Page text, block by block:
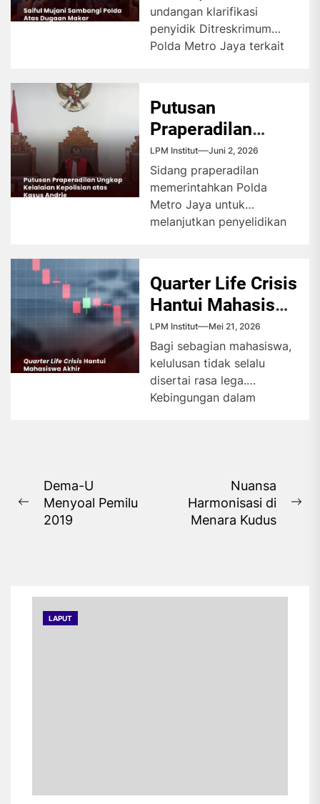
undangan klarifikasi
penyidik Ditreskrimum
Polda Metro Jaya terkait
Putusan
Praperadilan
Ungkap Kelalaian
Kepolisian atas
Kasus Andrie
LPM Institut Juni 2, 2026
Sidang praperadilan
memerintahkan Polda
Metro Jaya untuk
melanjutkan penyelidikan
secara tuntas. Hakim
menilai...
Quarter Life Crisis
Hantui Mahasiswa
Akhir
LPM Institut Mei 21, 2026
Bagi sebagian mahasiswa,
kelulusan tidak selalu
disertai rasa lega.
Kebingungan dalam
Navigasi
pos
Previous
post:
Dema-U
Menyoal Pemilu
2019
Nuansa
Harmonisasi di
Menara Kudus
LAPUT